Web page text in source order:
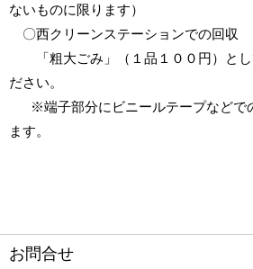
ないものに限ります）
〇西クリーンステーションでの回収
「粗大ごみ」（１品１００円）とし
ださい。
※端子部分にビニールテープなどで
ます。
お問合せ